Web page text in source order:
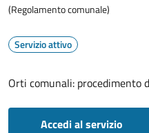
(Regolamento comunale)
Servizio attivo
Orti comunali: procedimento
Accedi al servizio